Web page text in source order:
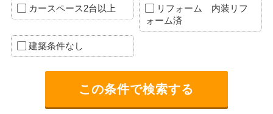
カースペース2台以上
リフォーム 内装リフ
ォーム済
建築条件なし